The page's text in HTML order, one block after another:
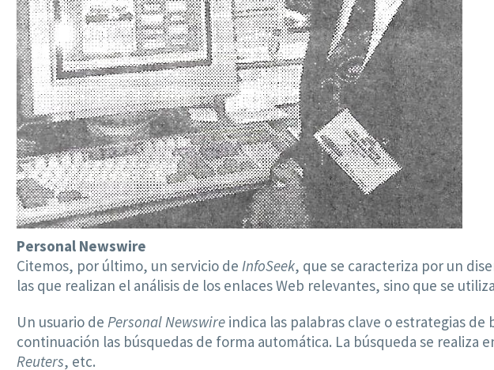
Personal Newswire
Citemos, por último, un servicio de InfoSeek, que se caracteriza por un
las que realizan el análisis de los enlaces Web relevantes, sino que se
Un usuario de Personal Newswire indica las palabras clave o estrategias
continuación las búsquedas de forma automática. La búsqueda se realiza
Reuters, etc.